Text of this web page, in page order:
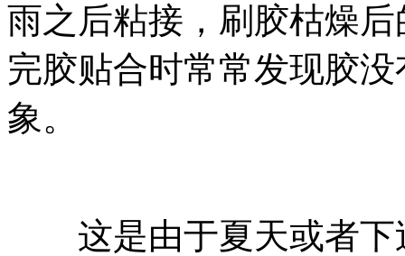
雨之后粘接，刷胶枯燥
完胶贴合时常常发现胶
象。
这是由于夏天或者下